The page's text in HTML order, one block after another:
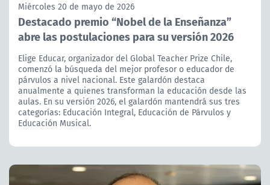
Miércoles 20 de mayo de 2026
Destacado premio “Nobel de la Enseñanza”
abre las postulaciones para su versión 2026
Elige Educar, organizador del Global Teacher Prize Chile,
comenzó la búsqueda del mejor profesor o educador de
párvulos a nivel nacional. Este galardón destaca
anualmente a quienes transforman la educación desde las
aulas. En su versión 2026, el galardón mantendrá sus tres
categorías: Educación Integral, Educación de Párvulos y
Educación Musical.